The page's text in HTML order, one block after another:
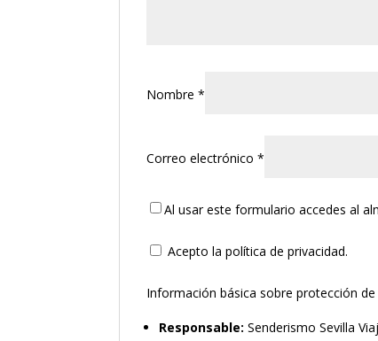
Nombre*
Correo electrónico*
Al usar este formulario accedes al
Acepto la política de privacidad.
Información básica sobre protección
Responsable: Senderismo Sevilla